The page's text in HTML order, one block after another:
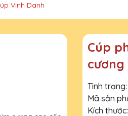
Vinh Danh
Cúp
cương
Tình trạng:
Mã sản
Kích thước: